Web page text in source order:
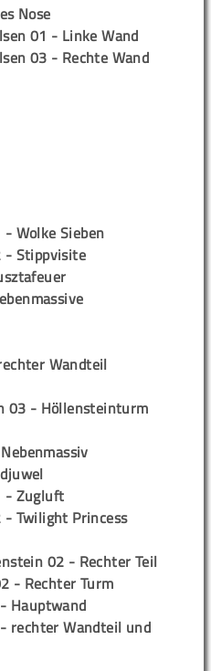
Nose
01 - Linke Wand
03 - Rechte Wand
Wolke Sieben
- Stippvisite
Wandteil
03 - Höllensteinturm
- Zugluft
Twilight Princess
02 - Rechter Teil
- Rechter Turm
Hauptwand
rechter Wandteil und